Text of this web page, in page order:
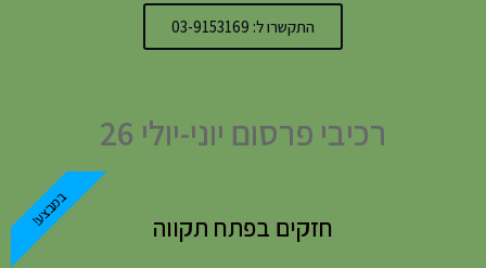
התקשרו ל: 03-9153169
רכיבי פרסום יוני-יולי 26
חזקים בפתח תקווה במבצע!